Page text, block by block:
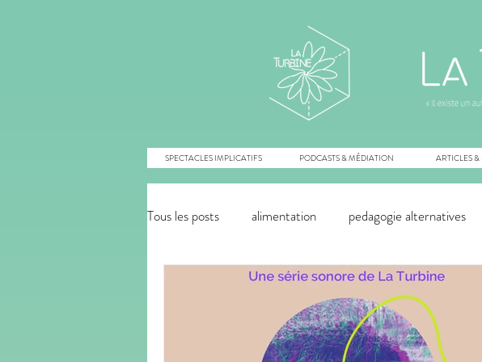
SPECTACLES IMPLICATIFS PODCASTS & MÉDIATION ARTICLES &
Tous les posts alimentation pedagogie alternatives
énergies renouvelables agroécologie innovation
innovation monétaire communs économie